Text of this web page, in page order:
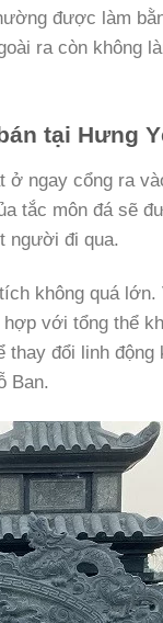
được làm
ra còn không
tại Hưng
ngay cổng ra
tắc môn đá sẽ
người đi qua.
không quá
với tổng thể
đổi linh
Ban.